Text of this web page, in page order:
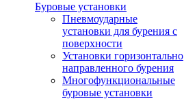
Буровые установки
Пневмоударные
установки для бурения с
поверхности
Установки горизонтально
направленного бурения
Многофункциональные
буровые установки